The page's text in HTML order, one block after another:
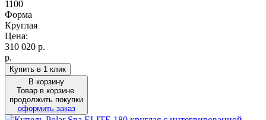
1100
Форма
Круглая
Цена:
310 020 р.
р.
Купить в 1 клик
В корзину
Товар в корзине.
продолжить покупки
оформить заказ